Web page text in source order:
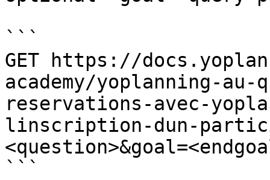
```
GET https://
academy/yoplanning-
reservations-avec-
linscription-dun-
```